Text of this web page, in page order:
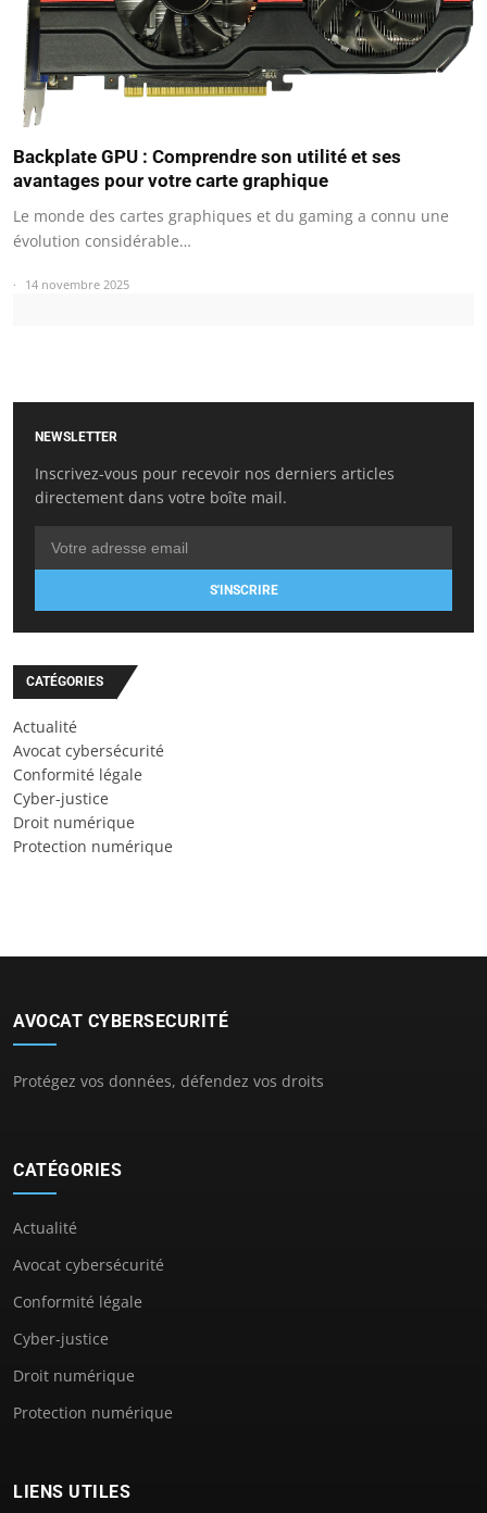
Backplate GPU : Comprendre son utilité et ses
avantages pour votre carte graphique
Le monde des cartes graphiques et du gaming a connu une
évolution considérable…
14 novembre 2025
NEWSLETTER
Inscrivez-vous pour recevoir nos derniers articles
directement dans votre boîte mail.
S'INSCRIRE
CATÉGORIES
Actualité
Avocat cybersécurité
Conformité légale
Cyber-justice
Droit numérique
Protection numérique
AVOCAT CYBERSECURITÉ
Protégez vos données, défendez vos droits
CATÉGORIES
Actualité
Avocat cybersécurité
Conformité légale
Cyber-justice
Droit numérique
Protection numérique
LIENS UTILES